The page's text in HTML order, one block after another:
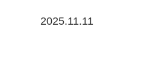
2025.11.11